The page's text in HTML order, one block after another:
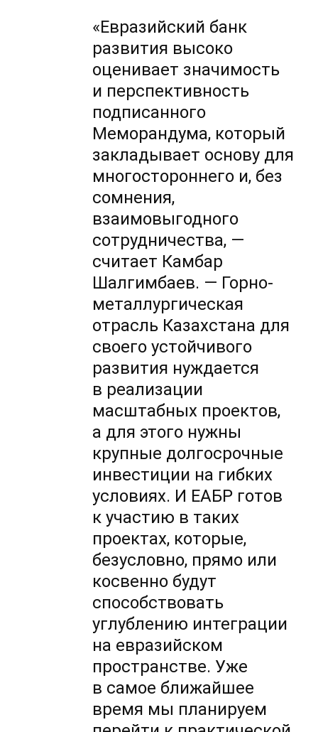
«Евразийский банк
развития высоко
оценивает значимость
и перспективность
подписанного
Меморандума, который
закладывает основу для
многостороннего и, без
сомнения,
взаимовыгодного
сотрудничества, —
считает Камбар
Шалгимбаев. — Горно-
металлургическая
отрасль Казахстана для
своего устойчивого
развития нуждается
в реализации
масштабных проектов,
а для этого нужны
крупные долгосрочные
инвестиции на гибких
условиях. И ЕАБР готов
к участию в таких
проектах, которые,
безусловно, прямо или
косвенно будут
способствовать
углублению интеграции
на евразийском
пространстве. Уже
в самое ближайшее
время мы планируем